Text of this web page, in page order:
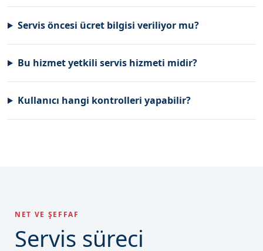
Servis öncesi ücret bilgisi veriliyor mu?
Bu hizmet yetkili servis hizmeti midir?
Kullanıcı hangi kontrolleri yapabilir?
NET VE ŞEFFAF
Servis süreci